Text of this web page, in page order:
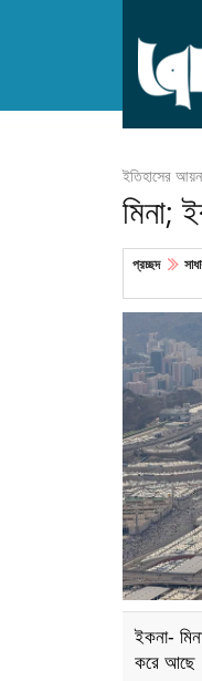
ইতিহাসের
মিনা;
প্রচ্ছদ
ইকনা-
করে আছে।